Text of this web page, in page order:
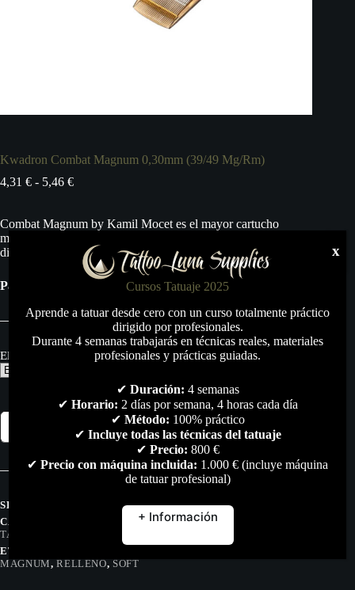
Kwadron Combat Magnum 0,30mm (39/49 Mg/Rm)
4,31 € - 5,46 €Rango
desde
hasta
5,46 €
Combat Magnum by Kamil Mocet es el mayor cartucho
magnum tanto rectas como redondas de tan alta calidad
disponible en el mundo del tatuaje.
Paquete de 16, precio por unidad.
Elige tu medida:
Kwadron
Magnum
(39/49
Añadir al carrito
SKU:
CATEGORÍAS:
AGUJAS MG, AGUJAS RM, MAQUINAS DE
TATUAR
ETIQUETAS:
MAGNUM,RELLENO, SOFT
Cursos Tatuaje 2025
Aprende a tatuar desde cero con un curso totalmente práctico
dirigido por profesionales.
Durante 4 semanas trabajarás en técnicas reales, materiales
profesionales y prácticas guiadas.
✔ Duración: 4 semanas
✔ Horario: 2 días por semana, 4 horas cada día
✔ Método: 100% práctico
✔ Incluye todas las técnicas del tatuaje
✔ Precio: 800 €
✔ Precio con máquina incluida: 1.000 € (incluye máquina
de tatuar profesional)
+ Información
x